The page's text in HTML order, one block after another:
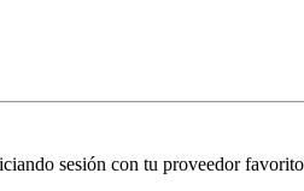
sesión con tu proveedor